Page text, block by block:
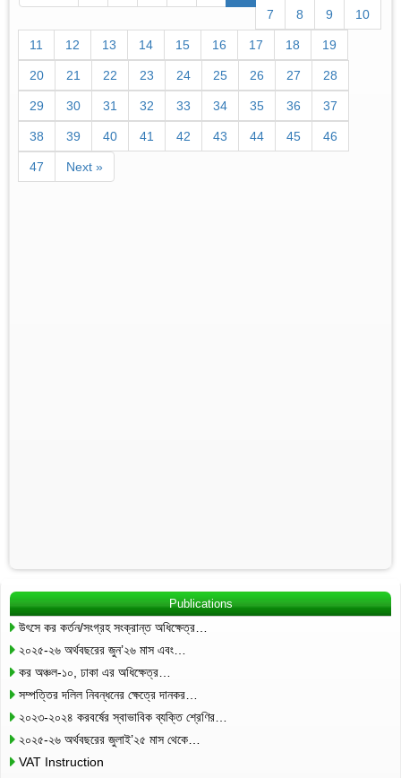
7
8 9 10
11 12 13 14 15 16 17 18 19
20 21 22 23 24 25 26 27 28
29 30 31 32 33 34 35 36 37
38 39 40 41 42 43 44 45 46
47 Next »
Publications
উৎসে কর কর্তন/সংগ্রহ সংক্রান্ত অধিক্ষেত্র…
২০২৫-২৬ অর্থবছরের জুন’২৬ মাস এবং…
কর অঞ্চল-১০, ঢাকা এর অধিক্ষেত্র…
সম্পত্তির দলিল নিবন্ধনের ক্ষেত্রে দানকর…
২০২৩-২০২৪ করবর্ষের স্বাভাবিক ব্যক্তি শ্রেণির…
২০২৫-২৬ অর্থবছরের জুলাই’২৫ মাস থেকে…
VAT Instruction